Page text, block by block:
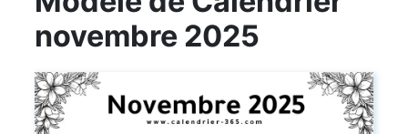
Semainiers
Personnaliser
Outils
Blog
novembre 2025